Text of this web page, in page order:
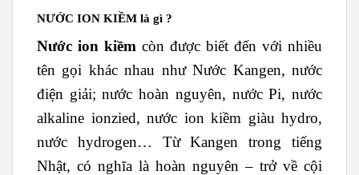
NƯỚC ION KIỀM là gì ?
Nước ion kiềm còn được biết đến với nhiều
tên gọi khác nhau như Nước Kangen, nước
điện giải; nước hoàn nguyên, nước Pi, nước
alkaline ionzied, nước ion kiềm giàu hydro,
nước hydrogen… Từ Kangen trong tiếng
Nhật, có nghĩa là hoàn nguyên – trở về cội